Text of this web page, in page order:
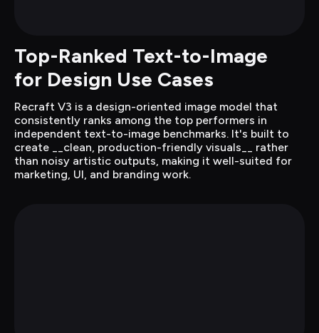
Top-Ranked Text-to-Image
for Design Use Cases
Recraft V3 is a design-oriented image model that
consistently ranks among the top performers in
independent text-to-image benchmarks. It's built to
create __clean, production-friendly visuals__ rather
than noisy artistic outputs, making it well-suited for
marketing, UI, and branding work.